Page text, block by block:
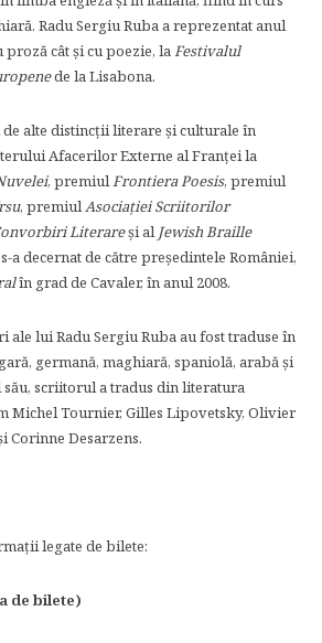
Radu Sergiu Ruba a reprezentat anul
proză cât şi cu poezie, laFestivalul
de la Lisabona.
alte distincţii literare şi culturale în
Afacerilor Externe al Franţei la
, premiulFrontiera Poesis, premiul
, premiulAsociaţiei Scriitorilor
Literareşi alJewish Braille
a decernat de către preşedintele României,
în grad de Cavaler, în anul 2008.
ale lui Radu Sergiu Ruba au fost traduse în
germană, maghiară, spaniolă, arabă şi
scriitorul a tradus din literatura
Michel Tournier, Gilles Lipovetsky, Olivier
Corinne Desarzens.
legate de bilete:
de bilete)